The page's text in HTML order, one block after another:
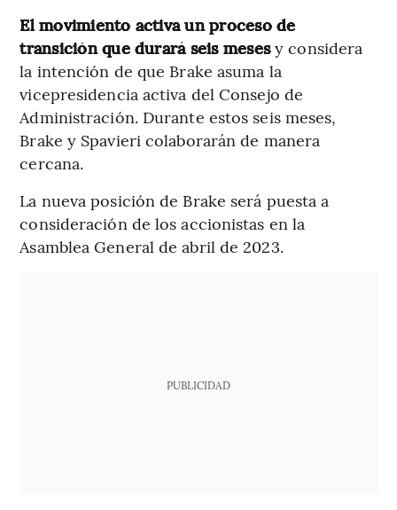
El movimiento activa un proceso de
transición que durará seis mesesy considera
la intención de que Brake asuma la
vicepresidencia activa del Consejo de
Administración. Durante estos seis meses,
Brake y Spavieri colaborarán de manera
cercana.
La nueva posición de Brake será puesta a
consideración de los accionistas en la
Asamblea General de abril de 2023.
PUBLICIDAD